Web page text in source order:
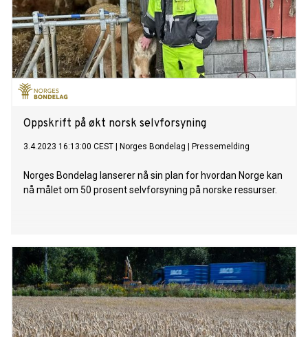
Oppskrift på økt norsk selvforsyning
3.4.2023 16:13:00 CEST Norges Bondelag Pressemelding
Norges Bondelag lanserer nå sin plan for hvordan Norge kan
nå målet om 50 prosent selvforsyning på norske ressurser.